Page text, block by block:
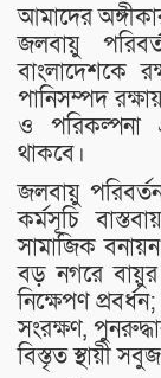
আমাদের
জলবায়ু
বাংলাদেশকে
পানিসম্পদ
ও পরিকল্পনা
থাকবে।
জলবায়ু
কর্মসূচি
সামাজিক
বড় নগরে বায়ুর
নিক্ষেপণ
সংরক্ষণ,
বিস্তৃত স্থায়ী